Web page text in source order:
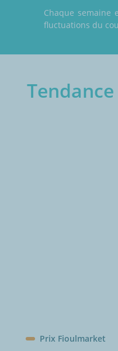
Chaque semaine
fluctuations du
Prix Fioulmarket